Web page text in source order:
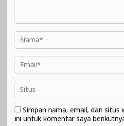
Simpan nama, email, dan situs
ini untuk komentar saya